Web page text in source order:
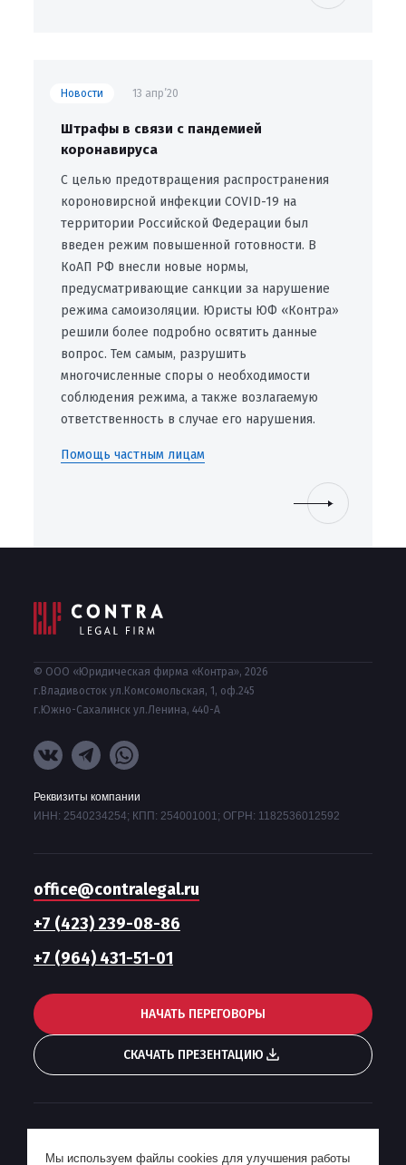
Новости 13 апр’20
Штрафы в связи с пандемией
коронавируса
С целью предотвращения распространения
короновирсной инфекции COVID-19 на
территории Российской Федерации был
введен режим повышенной готовности. В
КоАП РФ внесли новые нормы,
предусматривающие санкции за нарушение
режима самоизоляции. Юристы ЮФ «Контра»
решили более подробно освятить данные
вопрос. Тем самым, разрушить
многочисленные споры о необходимости
соблюдения режима, а также возлагаемую
ответственность в случае его нарушения.
Помощь частным лицам
© ООО «Юридическая фирма «Контра», 2026
г.Владивосток ул.Комсомольская, 1, оф.245
г.Южно-Сахалинск ул.Ленина, 440-А
Реквизиты компании
ИНН: 2540234254; КПП: 254001001; ОГРН: 1182536012592
office@contralegal.ru
+7 (423) 239-08-86
+7 (964) 431-51-01
НАЧАТЬ ПЕРЕГОВОРЫ
СКАЧАТЬ ПРЕЗЕНТАЦИЮ
Пользовательское соглашение
Мы используем файлы cookies для улучшения работы